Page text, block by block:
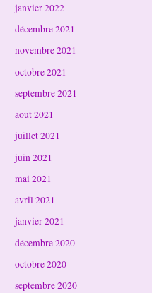
janvier 2022
décembre 2021
novembre 2021
octobre 2021
septembre 2021
août 2021
juillet 2021
juin 2021
mai 2021
avril 2021
janvier 2021
décembre 2020
octobre 2020
septembre 2020